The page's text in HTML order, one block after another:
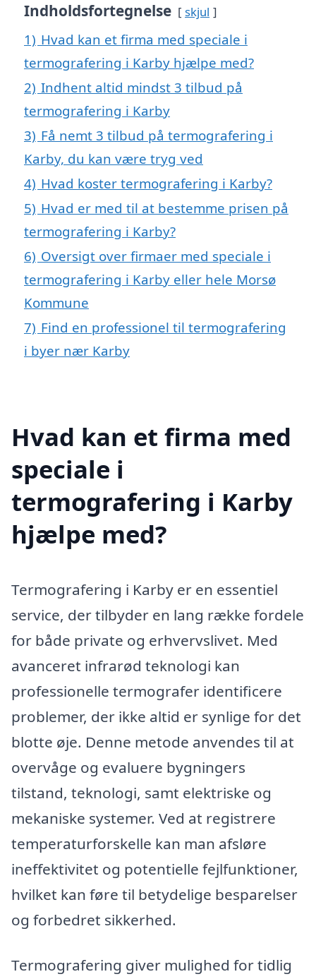
Indholdsfortegnelse skjul
1) Hvad kan et firma med speciale i
termografering i Karby hjælpe med?
2) Indhent altid mindst 3 tilbud på
termografering i Karby
3) Få nemt 3 tilbud på termografering i
Karby, du kan være tryg ved
4) Hvad koster termografering i Karby?
5) Hvad er med til at bestemme prisen på
termografering i Karby?
6) Oversigt over firmaer med speciale i
termografering i Karby eller hele Morsø
Kommune
7) Find en professionel til termografering
i byer nær Karby
Hvad kan et firma med
speciale i
termografering i Karby
hjælpe med?
Termografering i Karby er en essentiel
service, der tilbyder en lang række fordele
for både private og erhvervslivet. Med
avanceret infrarød teknologi kan
professionelle termografer identificere
problemer, der ikke altid er synlige for det
blotte øje. Denne metode anvendes til at
overvåge og evaluere bygningers
tilstand, teknologi, samt elektriske og
mekaniske systemer. Ved at registrere
temperaturforskelle kan man afsløre
ineffektivitet og potentielle fejlfunktioner,
hvilket kan føre til betydelige besparelser
og forbedret sikkerhed.
Termografering giver mulighed for tidlig